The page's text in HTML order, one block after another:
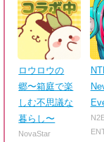
ロウロウの
郷〜箱庭で楽
しむ不思議な
暮らし〜
NovaStar